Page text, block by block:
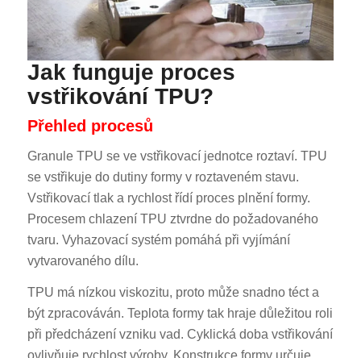
Jak funguje proces
vstřikování TPU?
Přehled procesů
Granule TPU se ve vstřikovací jednotce roztaví. TPU
se vstřikuje do dutiny formy v roztaveném stavu.
Vstřikovací tlak a rychlost řídí proces plnění formy.
Procesem chlazení TPU ztvrdne do požadovaného
tvaru. Vyhazovací systém pomáhá při vyjímání
vytvarovaného dílu.
TPU má nízkou viskozitu, proto může snadno téct a
být zpracováván. Teplota formy tak hraje důležitou roli
při předcházení vzniku vad. Cyklická doba vstřikování
ovlivňuje rychlost výroby. Konstrukce formy určuje